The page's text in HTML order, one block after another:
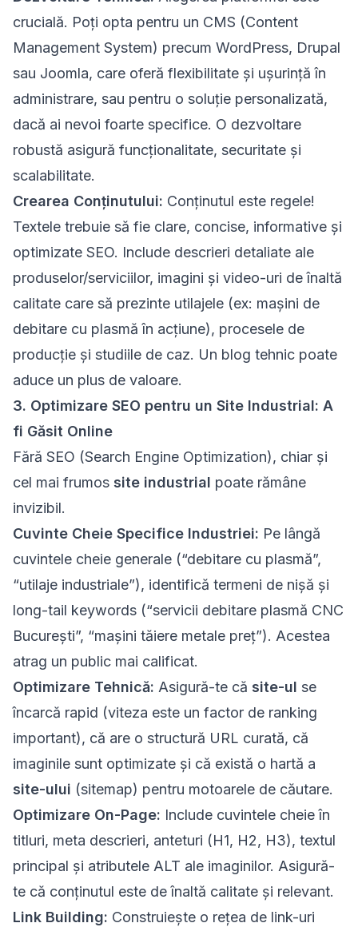
crucială. Poți opta pentru un CMS (Content
Management System) precum WordPress, Drupal
sau Joomla, care oferă flexibilitate și ușurință în
administrare, sau pentru o soluție personalizată,
dacă ai nevoi foarte specifice. O dezvoltare
robustă asigură funcționalitate, securitate și
scalabilitate.
Crearea Conținutului: Conținutul este regele!
Textele trebuie să fie clare, concise, informative și
optimizate SEO. Include descrieri detaliate ale
produselor/serviciilor, imagini și video-uri de înaltă
calitate care să prezinte utilajele (ex: mașini de
debitare cu plasmă în acțiune), procesele de
producție și studiile de caz. Un blog tehnic poate
aduce un plus de valoare.
3. Optimizare SEO pentru un Site Industrial: A
fi Găsit Online
Fără SEO (Search Engine Optimization), chiar și
cel mai frumos site industrial poate rămâne
invizibil.
Cuvinte Cheie Specifice Industriei: Pe lângă
cuvintele cheie generale (“debitare cu plasmă”,
“utilaje industriale”), identifică termeni de nișă și
long-tail keywords (“servicii debitare plasmă CNC
București”, “mașini tăiere metale preț”). Acestea
atrag un public mai calificat.
Optimizare Tehnică: Asigură-te că site-ul se
încarcă rapid (viteza este un factor de ranking
important), că are o structură URL curată, că
imaginile sunt optimizate și că există o hartă a
site-ului (sitemap) pentru motoarele de căutare.
Optimizare On-Page: Include cuvintele cheie în
titluri, meta descrieri, anteturi (H1, H2, H3), textul
principal și atributele ALT ale imaginilor. Asigură-
te că conținutul este de înaltă calitate și relevant.
Link Building: Construiește o rețea de link-uri